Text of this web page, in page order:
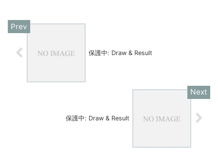
保護中: Draw & Result
保護中: Draw & Result